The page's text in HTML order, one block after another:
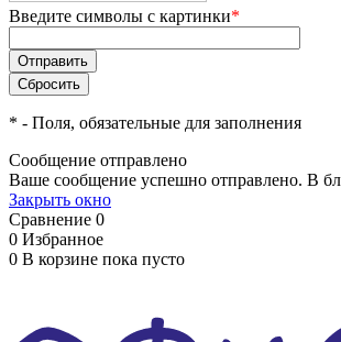
Введите символы с картинки*
* - Поля, обязательные для заполнения
Сообщение отправлено
Ваше сообщение успешно отправлено. В
Закрыть окно
Сравнение 0
0 Избранное
0 В корзине пока пусто